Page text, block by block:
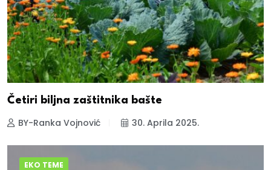
Četiri biljna zaštitnika bašte
BY-Ranka Vojnović 30. Aprila 2025.
EKO TEME